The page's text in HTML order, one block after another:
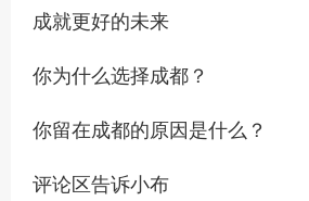
成就更好的未来
你为什么选择成都？
你留在成都的原因是什么？
评论区告诉小布